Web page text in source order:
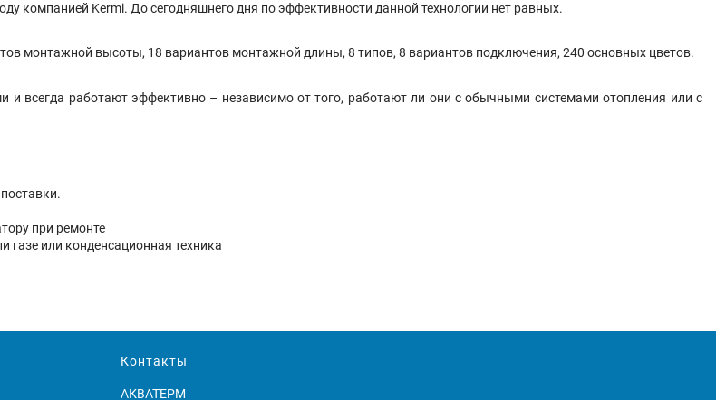
компанией Kermi. До сегодняшнего дня по эффективности данной технологии нет равных.
монтажной высоты, 18 вариантов монтажной длины, 8 типов, 8 вариантов подключения, 240 основных цветов.
всегда работают эффективно – независимо от того, работают ли они с обычными системами отопления или с
при ремонте
газе или конденсационная техника
Контакты
АКВАТЕРМ